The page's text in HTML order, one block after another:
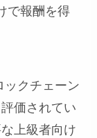
で報酬を得
ックチェーン
価されてい
上級者向け